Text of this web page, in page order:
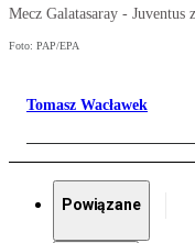
Mecz Galatasaray - Juventus
Foto: PAP/EPA
Tomasz Wacławek
Powiązane